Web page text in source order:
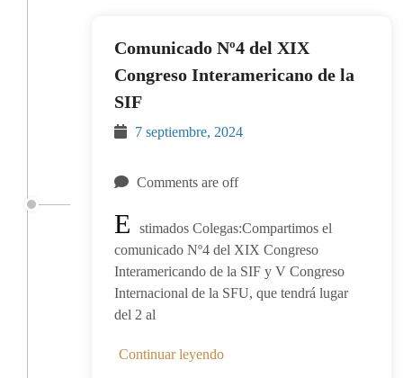
Comunicado Nº4 del XIX
Congreso Interamericano de la
SIF
7 septiembre, 2024
Comments are off
E
stimados Colegas:Compartimos el
comunicado Nº4 del XIX Congreso
Interamericando de la SIF y V Congreso
Internacional de la SFU, que tendrá lugar
del 2 al
Continuar leyendo